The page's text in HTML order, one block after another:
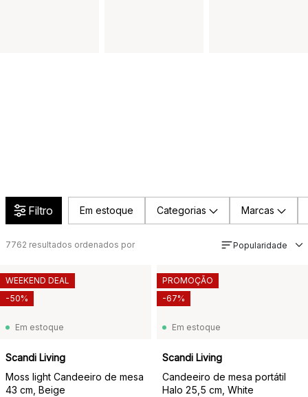
Filtro Em estoque Categorias Marcas
7762 resultados ordenados por Popularidade
Em estoque
Scandi Living
Moss light Candeeiro de mesa
43 cm, Beige
WEEKEND DEAL
-50%
Em estoque
Scandi Living
Candeeiro de mesa portátil
Halo 25,5 cm, White
PROMOÇÃO
-67%